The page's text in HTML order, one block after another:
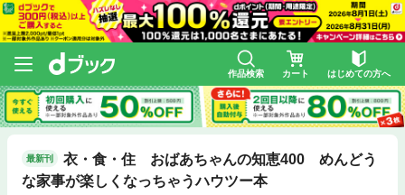
作品検索 カート はじめての方へ
最新刊
衣・食・住 おばあちゃんの知恵400 めんどう
な家事が楽しくなっちゃうハウツー本